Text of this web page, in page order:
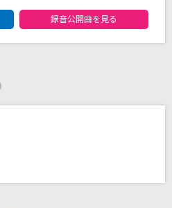
録音公開曲を見る